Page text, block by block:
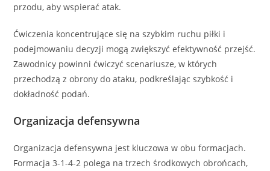
przodu, aby wspierać atak.
Ćwiczenia koncentrujące się na szybkim ruchu piłki i
podejmowaniu decyzji mogą zwiększyć efektywność przejść.
Zawodnicy powinni ćwiczyć scenariusze, w których
przechodzą z obrony do ataku, podkreślając szybkość i
dokładność podań.
Organizacja defensywna
Organizacja defensywna jest kluczowa w obu formacjach.
Formacja 3-1-4-2 polega na trzech środkowych obrońcach,